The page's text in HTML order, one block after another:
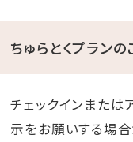
ちゅらとくプラン
チェックインまた
示をお願いする場合